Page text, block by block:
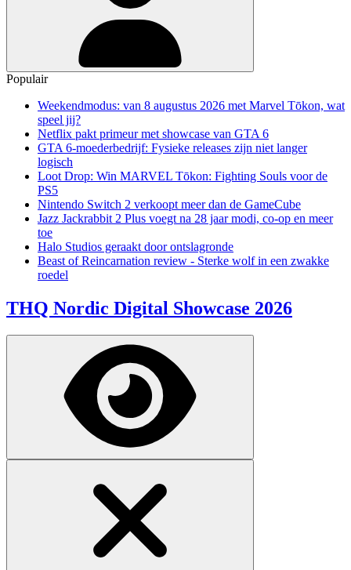
Populair
Weekendmodus: van 8 augustus 2026 met Marvel Tōkon, wat
speel jij?
Netflix pakt primeur met showcase van GTA 6
GTA 6-moederbedrijf: Fysieke releases zijn niet langer
logisch
Loot Drop: Win MARVEL Tōkon: Fighting Souls voor de
PS5
Nintendo Switch 2 verkoopt meer dan de GameCube
Jazz Jackrabbit 2 Plus voegt na 28 jaar modi, co-op en meer
toe
Halo Studios geraakt door ontslagronde
Beast of Reincarnation review - Sterke wolf in een zwakke
roedel
THQ Nordic Digital Showcase 2026